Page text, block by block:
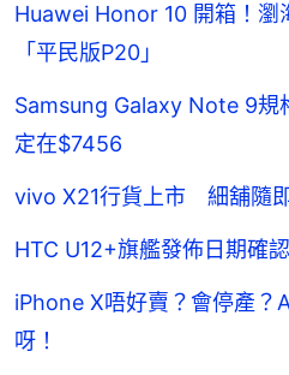
Huawei Honor 10 開箱！
「平民版P20」
Samsung Galaxy Note 9
定在$7456
vivo X21行貨上市 細舖隨即
HTC U12+旗艦發佈日期確
iPhone X唔好賣？會停產？
呀！